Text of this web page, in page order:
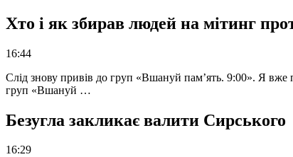
Хто і як збирав людей на мітинг
16:44
Слід знову привів до груп «Вшануй пам’ять. 9:00». Я вже
груп «Вшануй …
Безугла закликає валити Сирського
16:29